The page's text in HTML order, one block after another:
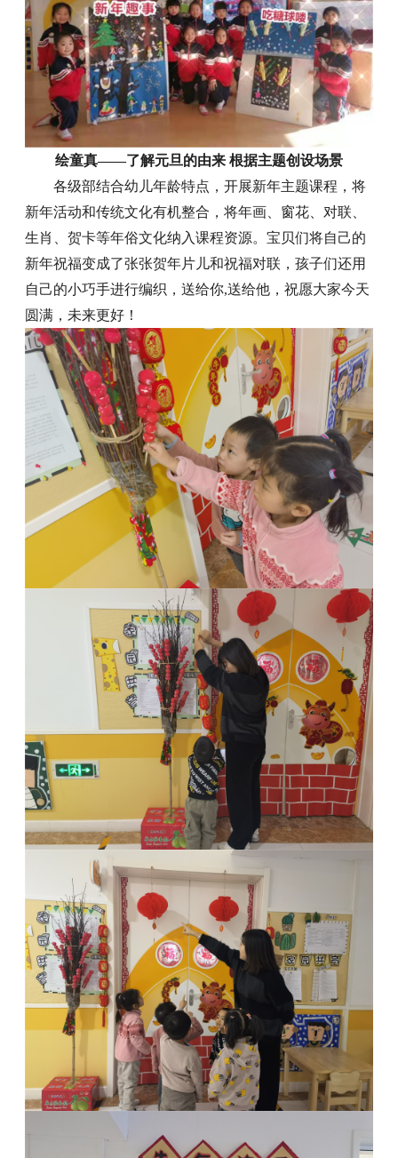
绘童真——了解元旦的由来 根据主题创设场景
各级部结合幼儿年龄特点，开展新年主题课程，将
新年活动和传统文化有机整合，将年画、窗花、对联、
生肖、贺卡等年俗文化纳入课程资源。宝贝们将自己的
新年祝福变成了张张贺年片儿和祝福对联，孩子们还用
自己的小巧手进行编织，送给你,送给他，祝愿大家今天
圆满，未来更好！